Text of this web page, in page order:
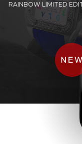
RAINBOW LIMITED